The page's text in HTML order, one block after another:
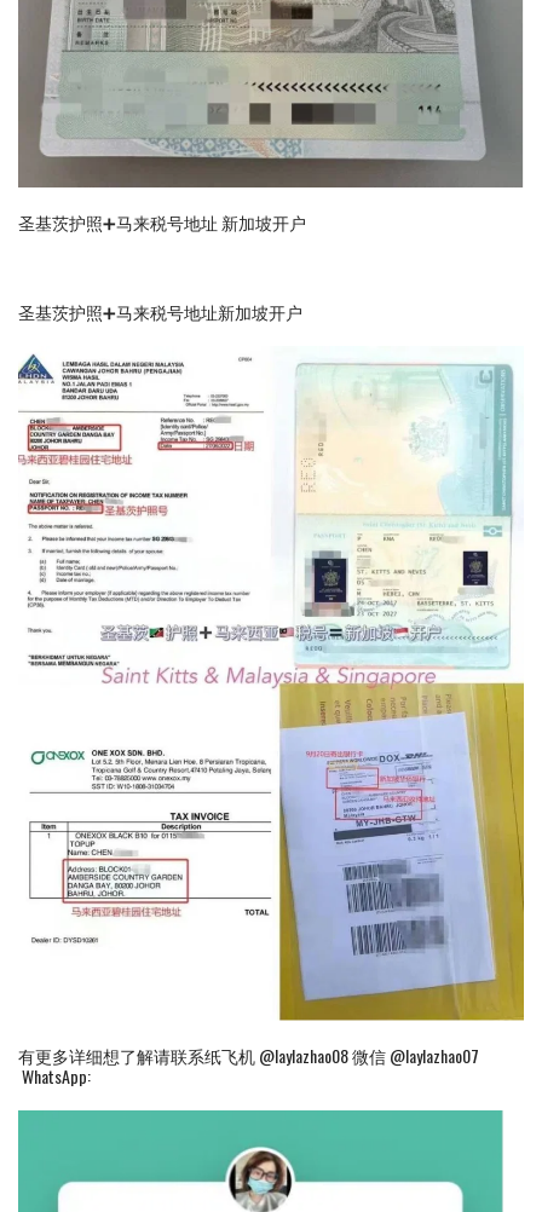
圣基茨护照➕马来税号地址 新加坡开户
圣基茨护照➕马来税号地址新加坡开户
有更多详细想了解请联系纸飞机 @laylazhao08 微信 @laylazhao07
WhatsApp: